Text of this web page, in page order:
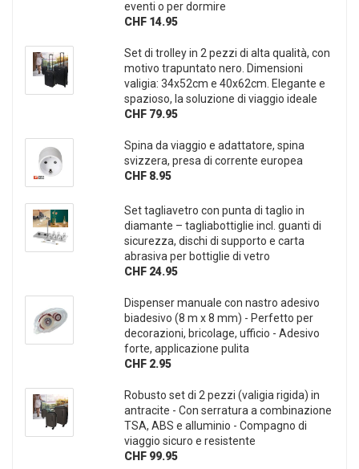
eventi o per dormire
CHF 14.95
Set di trolley in 2 pezzi di alta qualità, con
motivo trapuntato nero. Dimensioni
valigia: 34x52cm e 40x62cm. Elegante e
spazioso, la soluzione di viaggio ideale
CHF 79.95
Spina da viaggio e adattatore, spina
svizzera, presa di corrente europea
CHF 8.95
Set tagliavetro con punta di taglio in
diamante – tagliabottiglie incl. guanti di
sicurezza, dischi di supporto e carta
abrasiva per bottiglie di vetro
CHF 24.95
Dispenser manuale con nastro adesivo
biadesivo (8 m x 8 mm) - Perfetto per
decorazioni, bricolage, ufficio - Adesivo
forte, applicazione pulita
CHF 2.95
Robusto set di 2 pezzi (valigia rigida) in
antracite - Con serratura a combinazione
TSA, ABS e alluminio - Compagno di
viaggio sicuro e resistente
CHF 99.95